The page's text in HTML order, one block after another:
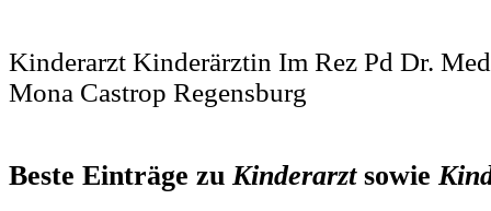
Kinderarzt Kinderärztin Im Rez Pd Dr.
Mona Castrop Regensburg
Beste Einträge zuKinderarztsowie